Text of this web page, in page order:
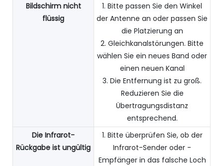
Bildschirm nicht
flüssig
1. Bitte passen Sie den Winkel
der Antenne an oder passen Sie
die Platzierung an
2. Gleichkanalstörungen. Bitte
wählen Sie ein neues Band oder
einen neuen Kanal
3. Die Entfernung ist zu groß.
Reduzieren Sie die
Übertragungsdistanz
entsprechend.
Die Infrarot-
Rückgabe ist ungültig
1. Bitte überprüfen Sie, ob der
Infrarot-Sender oder -
Empfänger in das falsche Loch